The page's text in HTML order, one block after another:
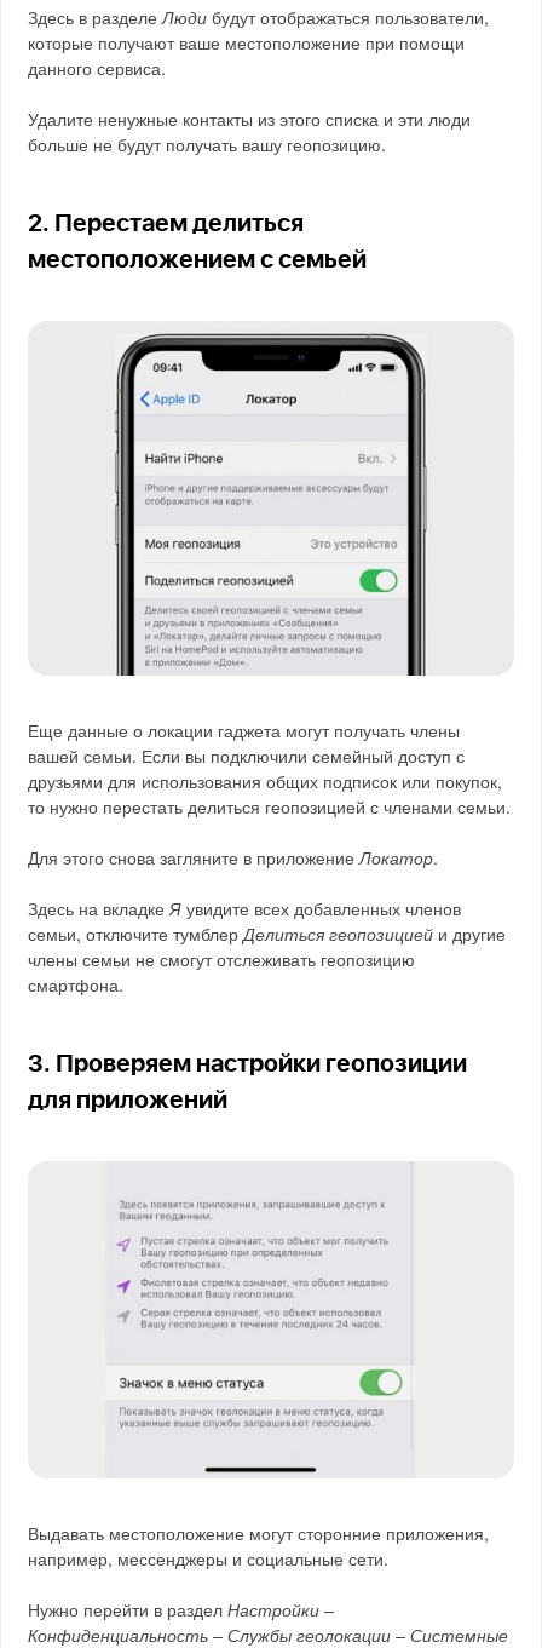
Здесь в разделеЛюди будут отображаться пользователи,
которые получают ваше местоположение при помощи
данного сервиса.
Удалите ненужные контакты из этого списка и эти люди
больше не будут получать вашу геопозицию.
2. Перестаем делиться
местоположением с семьей
Еще данные о локации гаджета могут получать члены
вашей семьи. Если вы подключили семейный доступ с
друзьями для использования общих подписок или покупок,
то нужно перестать делиться геопозицией с членами семьи.
Для этого снова загляните в приложениеЛокатор.
Здесь на вкладкеЯ увидите всех добавленных членов
семьи, отключите тумблерДелиться геопозицией и другие
члены семьи не смогут отслеживать геопозицию
смартфона.
3. Проверяем настройки геопозиции
для приложений
Выдавать местоположение могут сторонние приложения,
например, мессенджеры и социальные сети.
Нужно перейти в разделНастройки –
Конфиденциальность – Службы геолокации – Системные